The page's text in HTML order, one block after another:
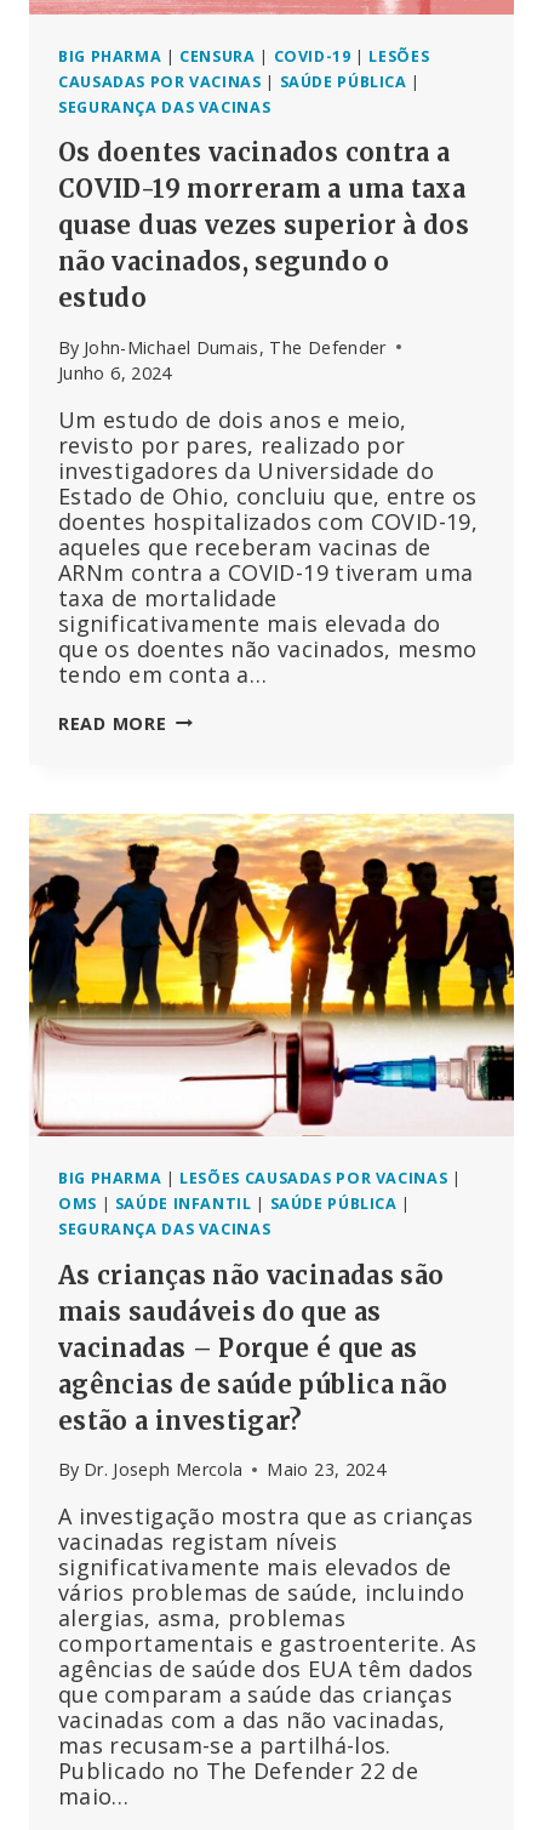
BIG PHARMA | CENSURA | COVID-19 | LESÕES
CAUSADAS POR VACINAS | SAÚDE PÚBLICA |
SEGURANÇA DAS VACINAS
Os doentes vacinados contra a
COVID-19 morreram a uma taxa
quase duas vezes superior à dos
não vacinados, segundo o
estudo
By John-Michael Dumais, The Defender
Junho 6, 2024
Um estudo de dois anos e meio,
revisto por pares, realizado por
investigadores da Universidade do
Estado de Ohio, concluiu que, entre os
doentes hospitalizados com COVID-19,
aqueles que receberam vacinas de
ARNm contra a COVID-19 tiveram uma
taxa de mortalidade
significativamente mais elevada do
que os doentes não vacinados, mesmo
tendo em conta a…
READ MORE OS
A
COVID-
19
MORRERAM
A
UMA
TAXA
QUASE
DUAS
VEZES
SUPERIOR
DOS
VACINADOS,
SEGUNDO
O
BIG PHARMA | LESÕES CAUSADAS POR VACINAS |
OMS | SAÚDE INFANTIL | SAÚDE PÚBLICA |
SEGURANÇA DAS VACINAS
As crianças não vacinadas são
mais saudáveis do que as
vacinadas – Porque é que as
agências de saúde pública não
estão a investigar?
By Dr. Joseph Mercola Maio 23, 2024
A investigação mostra que as crianças
vacinadas registam níveis
significativamente mais elevados de
vários problemas de saúde, incluindo
alergias, asma, problemas
comportamentais e gastroenterite. As
agências de saúde dos EUA têm dados
que comparam a saúde das crianças
vacinadas com a das não vacinadas,
mas recusam-se a partilhá-los.
Publicado no The Defender 22 de
maio…